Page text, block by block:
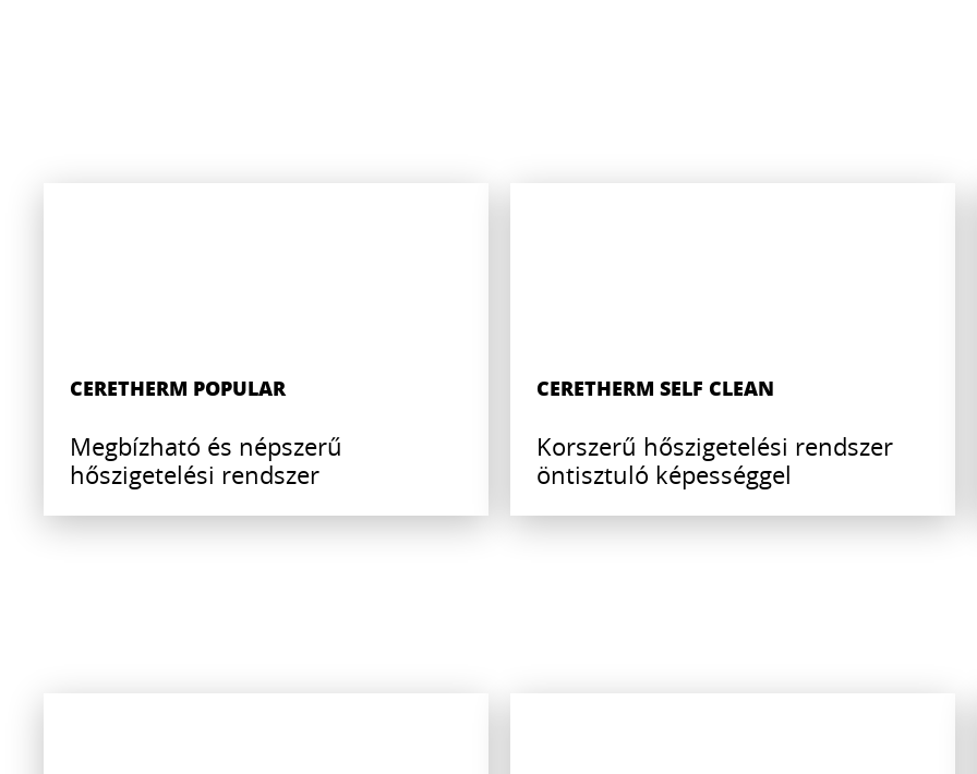
CERETHERM POPULAR
Megbízható és népszerű
hőszigetelési rendszer
CERETHERM SELF CLEAN
Korszerű hőszigetelési rendszer
öntisztuló képességgel